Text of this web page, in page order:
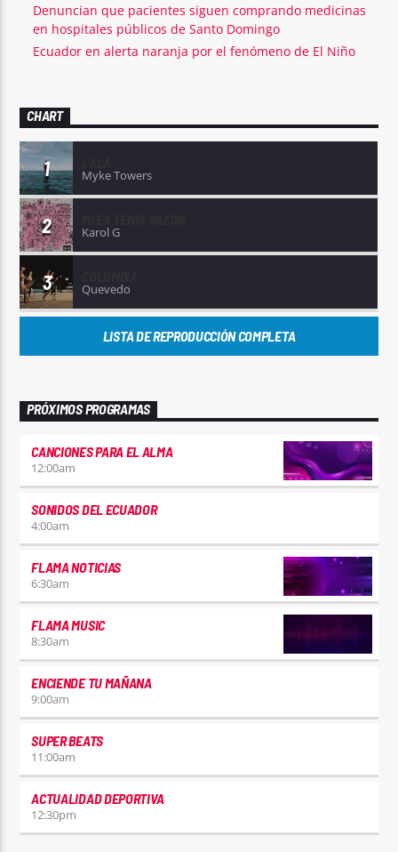
Denuncian que pacientes siguen comprando medicinas
en hospitales públicos de Santo Domingo
Ecuador en alerta naranja por el fenómeno de El Niño
CHART
1 Myke Towers
2 Karol G
3 Quevedo
LISTA DE REPRODUCCIÓN COMPLETA
PRÓXIMOS PROGRAMAS
CANCIONES PARA EL ALMA
12:00am
SONIDOS DEL ECUADOR
4:00am
FLAMA NOTICIAS
6:30am
FLAMA MUSIC
8:30am
ENCIENDE TU MAÑANA
9:00am
SUPER BEATS
11:00am
ACTUALIDAD DEPORTIVA
12:30pm